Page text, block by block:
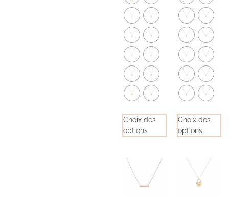
Choix des
options
Choix des
options